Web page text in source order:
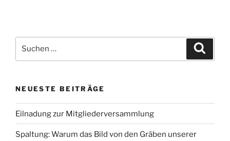
nach:
NEUESTE BEITRÄGE
Eilnadung zur Mitgliederversammlung
Spaltung: Warum das Bild von den Gräben unserer